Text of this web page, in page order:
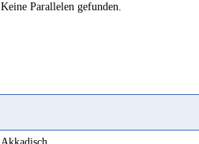
Prioletta 2013, 191
Keine Parallelen gefunden.